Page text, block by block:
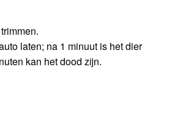
laten; na 1 minuut is het dier
kan het dood zijn.